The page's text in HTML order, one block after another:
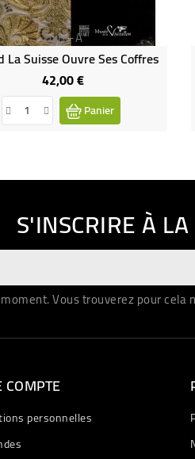
Livre-A
La Suisse Ouvre Ses Coffres
42,00 €Prix
Panier
S'INSCRIRE À
Vous trouverez pour
COMPTE
personnelles